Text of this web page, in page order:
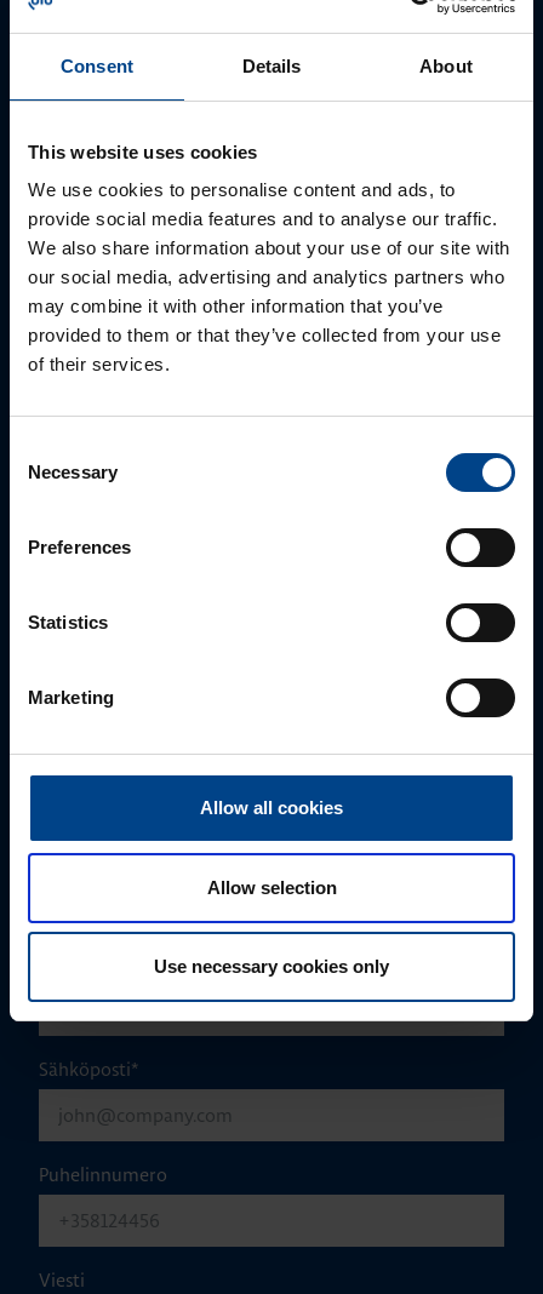
Consent Details About
This website uses cookies
We use cookies to personalise content and ads, to
provide social media features and to analyse our traffic.
We also share information about your use of our site with
our social media, advertising and analytics partners who
may combine it with other information that you’ve
provided to them or that they’ve collected from your use
of their services.
Selection
Necessary
Preferences
Statistics
Marketing
Allow all cookies
Allow selection
Use necessary cookies only
Tekninen tuki
0207 463 515
tuki@utuautomation.fi
Myynti
myynti@utuautomation.fi
Etunimi*
Sukunimi*
Yrityksen nimi
Sähköposti*
Puhelinnumero
Viesti